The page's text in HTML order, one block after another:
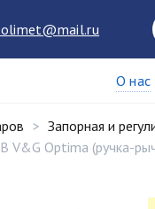
О нас
Запорная и
V&G Optima (ручка-